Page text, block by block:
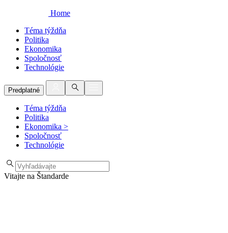
Home
Téma týždňa
Politika
Ekonomika
Spoločnosť
Technológie
Predplatné
Téma týždňa
Politika
Ekonomika >
Spoločnosť
Technológie
Vitajte na Štandarde